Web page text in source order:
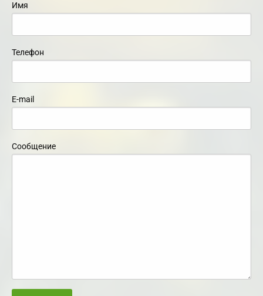
Имя
Телефон
E-mail
Сообщение